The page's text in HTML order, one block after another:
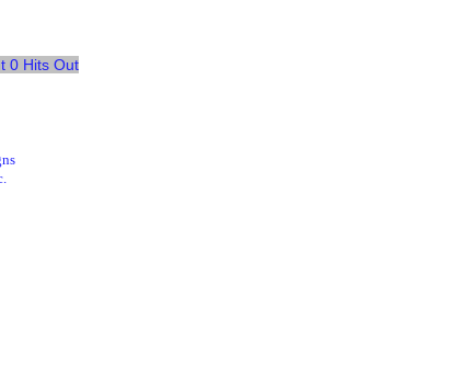
0 Hits Out